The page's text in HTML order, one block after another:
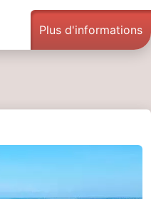
Plus d'informations